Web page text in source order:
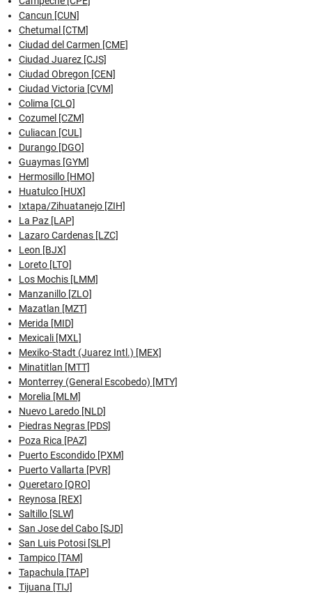
Cancun [CUN]
Chetumal [CTM]
Ciudad del Carmen [CME]
Ciudad Juarez [CJS]
Ciudad Obregon [CEN]
Ciudad Victoria [CVM]
Colima [CLQ]
Cozumel [CZM]
Culiacan [CUL]
Durango [DGO]
Guaymas [GYM]
Hermosillo [HMO]
Huatulco [HUX]
Ixtapa/Zihuatanejo [ZIH]
La Paz [LAP]
Lazaro Cardenas [LZC]
Leon [BJX]
Loreto [LTO]
Los Mochis [LMM]
Manzanillo [ZLO]
Mazatlan [MZT]
Merida [MID]
Mexicali [MXL]
Mexiko-Stadt (Juarez Intl.) [MEX]
Minatitlan [MTT]
Monterrey (General Escobedo) [MTY]
Morelia [MLM]
Nuevo Laredo [NLD]
Piedras Negras [PDS]
Poza Rica [PAZ]
Puerto Escondido [PXM]
Puerto Vallarta [PVR]
Queretaro [QRO]
Reynosa [REX]
Saltillo [SLW]
San Jose del Cabo [SJD]
San Luis Potosi [SLP]
Tampico [TAM]
Tapachula [TAP]
Tijuana [TIJ]